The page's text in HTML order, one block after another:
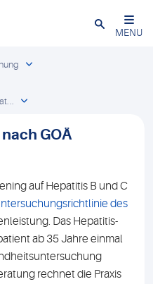
Schließen
MENU
GOÄ
auf Hepatitis B und C
des
Das Hepatitis-
ab 35 Jahre einmal
rechnet die Praxis